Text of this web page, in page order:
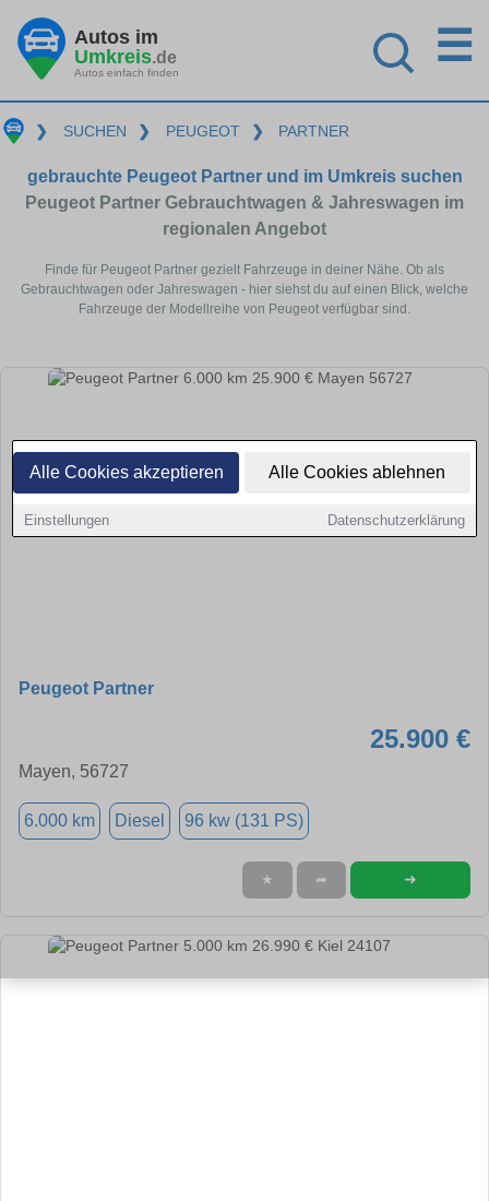
Alle Cookies akzeptieren Alle Cookies ablehnen
Einstellungen Datenschutzerklärung
Autos im
Umkreis.de
Autos einfach finden
☰
❯ SUCHEN ❯ PEUGEOT ❯ PARTNER
gebrauchte Peugeot Partner und im Umkreis suchen
Peugeot Partner Gebrauchtwagen & Jahreswagen im
regionalen Angebot
Finde für Peugeot Partner gezielt Fahrzeuge in deiner Nähe. Ob als
Gebrauchtwagen oder Jahreswagen - hier siehst du auf einen Blick, welche
Fahrzeuge der Modellreihe von Peugeot verfügbar sind.
Peugeot Partner
25.900 €
Mayen, 56727
6.000 km Diesel 96 kw (131 PS)
★ ➦ ➜